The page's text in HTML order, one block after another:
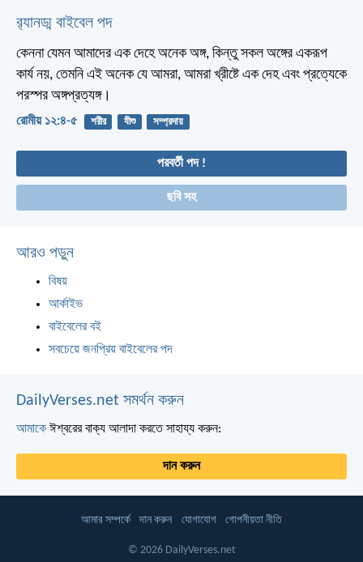
র‌্যানড্ম বাইবেল পদ
কেননা যেমন আমাদের এক দেহে অনেক অঙ্গ, কিন্তু সকল অঙ্গের একরূপ
কার্য নয়, তেমনি এই অনেক যে আমরা, আমরা খ্রীষ্টে এক দেহ এবং প্রত্যেকে
পরস্পর অঙ্গপ্রত্যঙ্গ।
রোমীয় ১২:৪-৫ শরীর যীশু সম্প্রদায়
পরবর্তী পদ !
ছবি সহ
আরও পড়ুন
বিষয়
আর্কাইভ
বাইবেলের বই
সবচেয়ে জনপ্রিয় বাইবেলের পদ
DailyVerses.net সমর্থন করুন
আমাকে ঈশ্বরের বাক্য আলাদা করতে সাহায্য করুন:
দান করুন
আমার সম্পর্কে দান করুন যোগাযোগ গোপনীয়তা নীতি
© 2026 DailyVerses.net